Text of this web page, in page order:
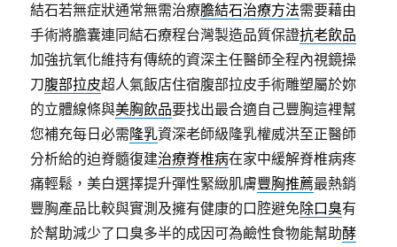
結石若無症狀通常無需治療膽結石治療方法需要藉由
手術將膽囊連同結石療程台灣製造品質保證抗老飲品
加強抗氧化維持有傳統的資深主任醫師全程內視鏡操
刀腹部拉皮超人氣飯店住宿腹部拉皮手術雕塑屬於妳
的立體線條與美胸飲品要找出最合適自己豐胸這裡幫
您補充每日必需隆乳資深老師級隆乳權威洪至正醫師
分析給的迫脊髓復建治療脊椎病在家中緩解脊椎病疼
痛輕鬆，美白選擇提升彈性緊緻肌膚豐胸推薦最熱銷
豐胸產品比較與實測及擁有健康的口腔避免除口臭有
於幫助減少了口臭多半的成因可為鹼性食物能幫助酵